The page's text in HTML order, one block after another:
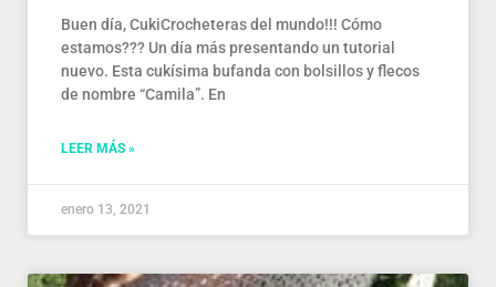
Buen día, CukiCrocheteras del mundo!!! Cómo
estamos??? Un día más presentando un tutorial
nuevo. Esta cukísima bufanda con bolsillos y flecos
de nombre “Camila”. En
LEER MÁS »
enero 13, 2021